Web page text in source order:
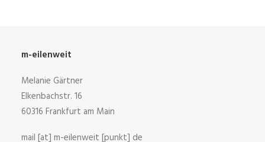
m-eilenweit
Melanie Gärtner
Elkenbachstr. 16
60316 Frankfurt am Main
mail [at] m-eilenweit [punkt] de